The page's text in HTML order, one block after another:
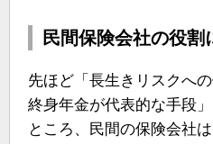
民間保険会社の役割
先ほど「長生きリスクへ
終身年金が代表的な手段
ところ、民間の保険会社